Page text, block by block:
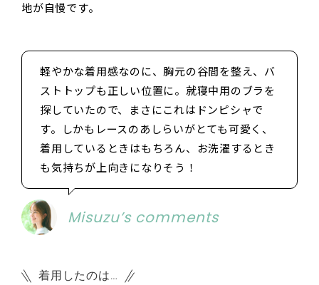
地が自慢です。
軽やかな着用感なのに、胸元の谷間を整え、バ
ストトップも正しい位置に。就寝中用のブラを
探していたので、まさにこれはドンピシャで
す。しかもレースのあしらいがとても可愛く、
着用しているときはもちろん、お洗濯するとき
も気持ちが上向きになりそう！
Misuzu’s comments
着用したのは…